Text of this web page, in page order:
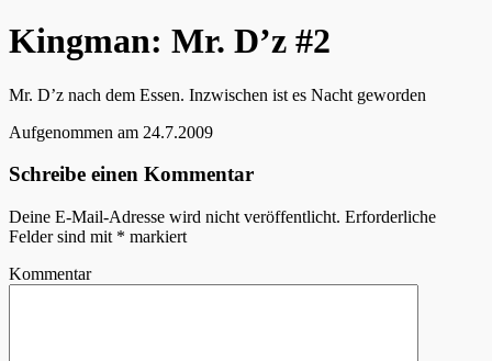
Kingman: Mr. D’z #2
Mr. D’z nach dem Essen. Inzwischen ist es Nacht geworden
Aufgenommen am 24.7.2009
Schreibe einen Kommentar
Deine E-Mail-Adresse wird nicht veröffentlicht. Erforderliche
Felder sind mit * markiert
Kommentar